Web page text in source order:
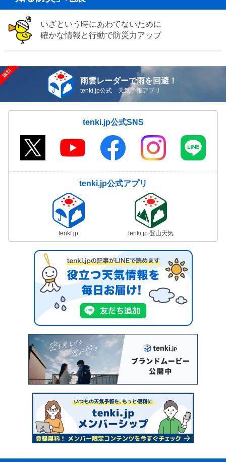
いざという時にあわてないために
確かな情報と行動で防災力アップ
雨雲レーダーで雨を回避！
tenki.jp公式 天気予報アプリ
tenki.jp公式SNS
tenki.jp公式アプリ
tenki.jp tenki.jp 登山天気